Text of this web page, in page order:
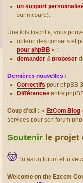
un support
sur mesure).
Une fois inscrit.e, vous
obtenir des conseils et
pour phpBB » ;
demander & proposer
Dernières nouvelles :
Correctifs pour phpBB
Différences entre
Coup d’œil : « EzCom Blog
services pour son forum
Soutenir le projet
Tu as un forum et tu
Welcome on the Ezcom